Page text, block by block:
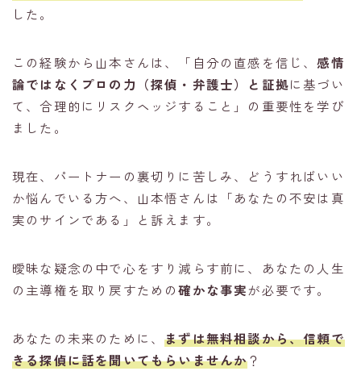
した。
この経験から山本さんは、「自分の直感を信じ、感情
論ではなくプロの力（探偵・弁護士）と証拠に基づい
て、合理的にリスクヘッジすること」の重要性を学び
ました。
現在、パートナーの裏切りに苦しみ、どうすればいい
か悩んでいる方へ、山本悟さんは「あなたの不安は真
実のサインである」と訴えます。
曖昧な疑念の中で心をすり減らす前に、あなたの人生
の主導権を取り戻すための確かな事実が必要です。
あなたの未来のために、まずは無料相談から、信頼で
きる探偵に話を聞いてもらいませんか？
匿名・秘密厳守・簡単60秒